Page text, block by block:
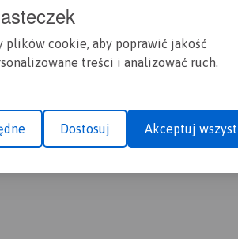
plików cookie, aby poprawić jakość
treści i analizować ruch.
Dostosuj Akceptuj